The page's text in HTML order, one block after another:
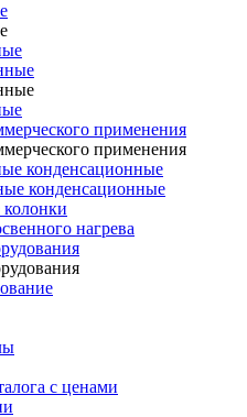
применения
применения
конденсационные
конденсационные
нагрева
с ценами